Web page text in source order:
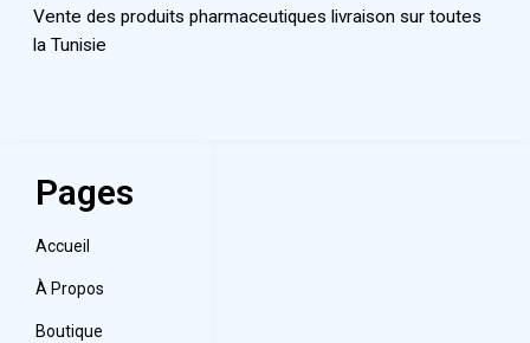
Vente des produits pharmaceutiques livraison sur toutes
la Tunisie
Pages
Accueil
À Propos
Boutique